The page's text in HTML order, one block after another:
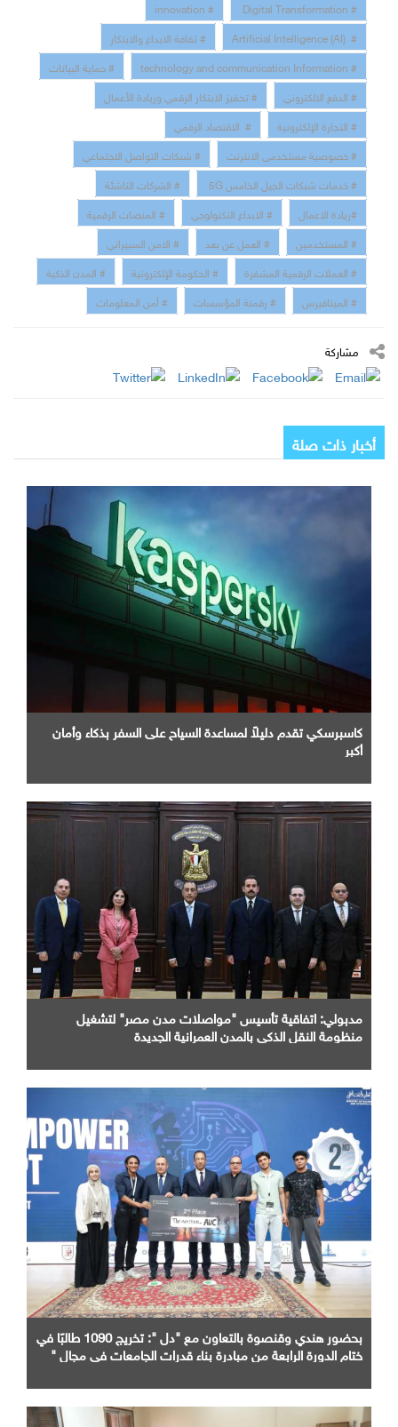
# Digital Transformation
# innovation
# Artificial Intelligence (AI)
# ثقافة الابداع والابتكار
# technology and communication Information
# حماية البيانات
# الدفع الالكتروني
# تحفيز الابتكار الرقمي وريادة الأعمال
# التجارة الإلكترونية
# الاقتصاد الرقمي
# خصوصية مستخدمى الانترنت
# شبكات التواصل الاجتماعي
# خدمات شبكات الجيل الخامس 5G
# الشركات الناشئة
#ريادة الاعمال
# الابداع التكنولوجي
# المنصات الرقمية
# المستخدمين
# العمل عن بعد
# الامن السبيراني
# العملات الرقمية المشفرة
# الحكومة الإلكترونية
# المدن الذكية
# الميتافيرس
# رقمنة المؤسسات # أمن المعلومات
مشاركة
أخبار ذات صلة
كاسبرسكي تقدم دليلاً لمساعدة السياح على السفر بذكاء وأمان
أكبر
مدبولي: اتفاقية تأسيس "مواصلات مدن مصر" لتشغيل
منظومة النقل الذكي بالمدن العمرانية الجديدة
بحضور هندي وقنصوة بالتعاون مع "دل ": تخريج 1090 طالبًا في
ختام الدورة الرابعة من مبادرة بناء قدرات الجامعات في مجال "